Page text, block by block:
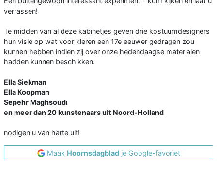
verrassen!
Te midden van al deze kabinetjes geven drie kostuumdesigners
hun visie op wat voor kleren een 17e eeuwer gedragen zou
kunnen hebben indien zij over onze hedendaagse materialen
hadden kunnen beschikken.
Ella Siekman
Ella Koopman
Sepehr Maghsoudi
en meer dan 20 kunstenaars uit Noord-Holland
nodigen u van harte uit!
Maak Hoornsdagbladje Google-favoriet